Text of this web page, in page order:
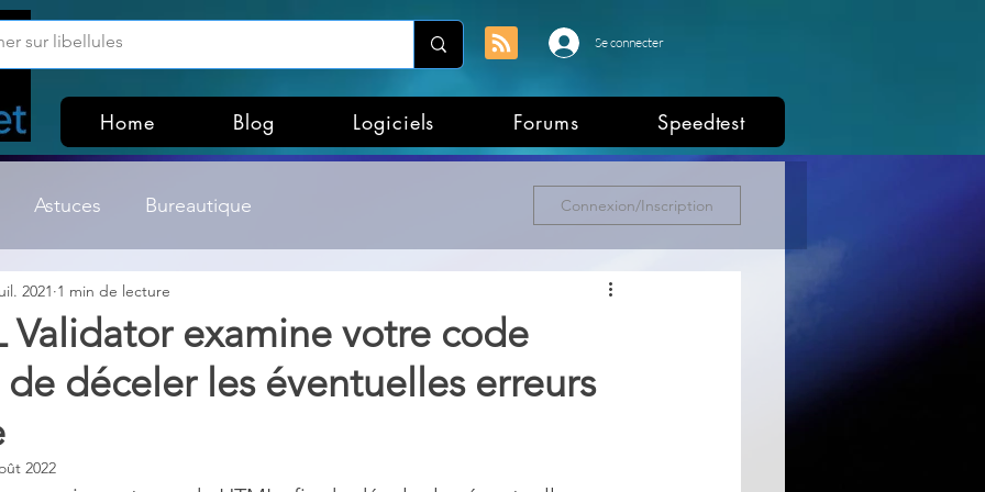
Se connecter
Home Blog Logiciels Forums Speedtest
Astuces Bureautique
Customisation Windows
de fichiers Gestion Système Graphisme
& Photoshop
Connexion/Inscription
Validator examine votre code
déceler les éventuelles erreurs
2021 1 min de lecture
2022